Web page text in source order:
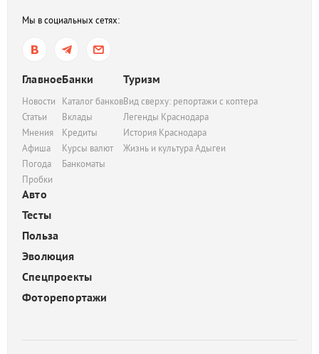
Мы в социальных сетях:
Главное
Новости
Статьи
Мнения
Афиша
Погода
Пробки
Банки
Каталог банков
Вклады
Кредиты
Курсы валют
Банкоматы
Туризм
Вид сверху: репортажи с коптера
Легенды Краснодара
История Краснодара
Жизнь и культура Адыгеи
Авто
Тесты
Польза
Эволюция
Спецпроекты
Фоторепортажи